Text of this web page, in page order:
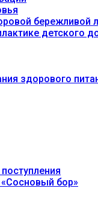
бережливой
детского
здорового
бор»